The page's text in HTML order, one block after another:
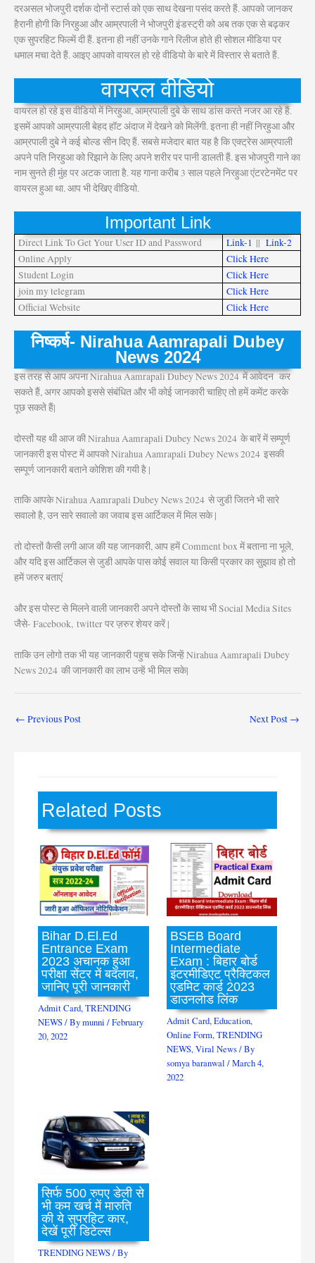
दरअसल भोजपुरी दर्शक दोनों स्टार्स को एक साथ देखना पसंद करते हैं. आपको जानकर
हैरानी होगी कि निरहुआ और आम्रपाली ने भोजपुरी इंडस्ट्री को अब तक एक से बढ़कर
एक सुपरहिट फिल्में दी हैं. इतना ही नहीं उनके गाने रिलीज होते ही सोशल मीडिया पर
धमाल मचा देते हैं. आइए आपको वायरल हो रहे वीडियो के बारे में विस्तार से बताते हैं.
वायरल वीडियो
वायरल हो रहे इस वीडियो में निरहुआ, आम्रपाली दुबे के साथ डांस करते नजर आ रहे हैं.
इसमें आपको आम्रपाली बेहद हॉट अंदाज में देखने को मिलेंगी. इतना ही नहीं निरहुआ और
आम्रपाली दुबे ने कई बोल्ड सीन दिए हैं. सबसे मजेदार बात यह है कि एक्ट्रेस आम्रपाली
अपने पति निरहुआ को रिझाने के लिए अपने शरीर पर पानी डालती हैं. इस भोजपुरी गाने का
नाम सुनते ही मुंह पर अटक जाता है. यह गाना करीब 3 साल पहले निरहुआ एंटरटेनमेंट पर
वायरल हुआ था. आप भी देखिए वीडियो.
Important Link
Direct Link To Get Your User ID and Password Link-1 || Link-2
Online Apply
Click Here
Student Login
Click Here
join my telegram
Click Here
Official Website
Click Here
निष्कर्ष- Nirahua Aamrapali Dubey
News 2024
इस तरह से आप अपना Nirahua Aamrapali Dubey News 2024 में आवेदन कर
सकते हैं, अगर आपको इससे संबंधित और भी कोई जानकारी चाहिए तो हमें कमेंट करके
पूछ सकते हैं|
दोस्तों यह थी आज की Nirahua Aamrapali Dubey News 2024 के बारें में सम्पूर्ण
जानकारी इस पोस्ट में आपको Nirahua Aamrapali Dubey News 2024 इसकी
सम्पूर्ण जानकारी बताने कोशिश की गयी है |
ताकि आपके Nirahua Aamrapali Dubey News 2024 से जुडी जितने भी सारे
सवालो है, उन सारे सवालो का जवाब इस आर्टिकल में मिल सके |
तो दोस्तों कैसी लगी आज की यह जानकारी, आप हमें Comment box में बताना ना भूले,
और यदि इस आर्टिकल से जुडी आपके पास कोई सवाल या किसी प्रकार का सुझाव हो तो
हमें जरुर बताएं
और इस पोस्ट से मिलने वाली जानकारी अपने दोस्तों के साथ भी Social Media Sites
जैसे- Facebook, twitter पर ज़रुर शेयर करें |
ताकि उन लोगो तक भी यह जानकारी पहुच सके जिन्हें Nirahua Aamrapali Dubey
News 2024 की जानकारी का लाभ उन्हें भी मिल सके|
← Previous Post Next Post →
Related Posts
Bihar D.El.Ed
Entrance Exam
2023 अचानक हुआ
परीक्षा सेंटर में बदलाव,
जानिए पूरी जानकारी
Admit Card,TRENDING
NEWS/ Bymunni/February
20, 2022
BSEB Board
Intermediate
Exam : बिहार बोर्ड
इंटरमीडिएट प्रैक्टिकल
एडमिट कार्ड 2023
डाउनलोड लिंक
Admit Card,Education,
Online Form,TRENDING
NEWS,Viral News/ By
somya baranwal /March 4,
2022
सिर्फ 500 रुपए डेली से
भी कम खर्च में मारुति
की ये सुपरहिट कार,
देखें पूरी डिटेल्स
TRENDING NEWS/ By